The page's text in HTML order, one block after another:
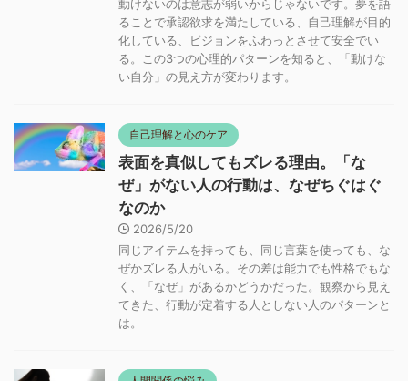
る。この3つの心理的パターンを知ると、「動けな
い自分」の見え方が変わります。
ぜ」がない人の行動は、なぜちぐはぐ
なのか
2026/5/20
同じアイテムを持っても、同じ言葉を使っても、な
ぜかズレる人がいる。その差は能力でも性格でもな
てきた、行動が定着する人としない人のパターンと
は。